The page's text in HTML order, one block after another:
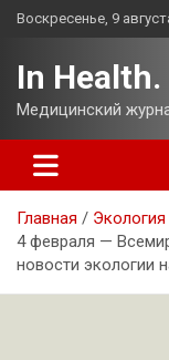
Перейти
Воскресенье, 9
In Health.
Медицинский
Главная
Экология
4 февраля —
новости экологии